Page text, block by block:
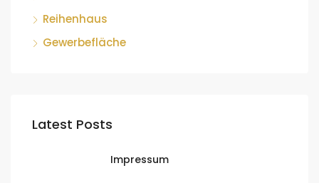
Reihenhaus
Gewerbefläche
Latest Posts
Impressum